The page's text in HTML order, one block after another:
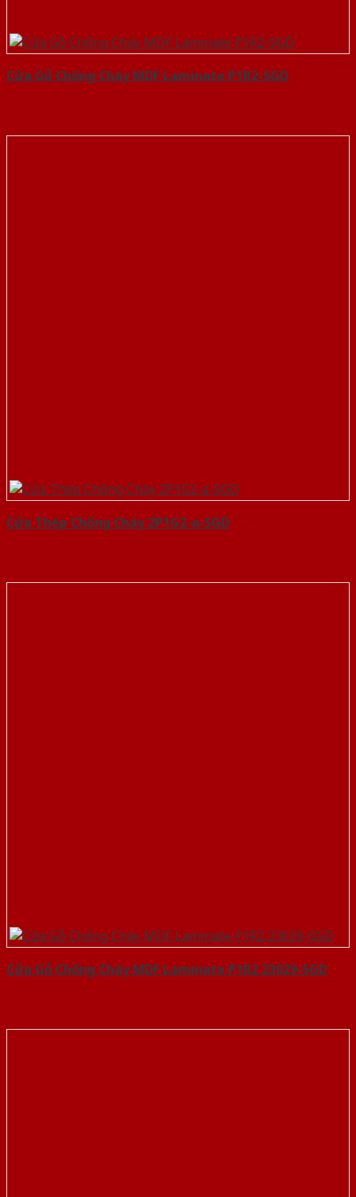
Cửa Gỗ Chống Cháy MDF Laminate P1R2-SGD
Cửa Thép Chống Cháy 2P1G2-a-SGD
Cửa Gỗ Chống Cháy MDF Laminate P1R2 23029-SGD